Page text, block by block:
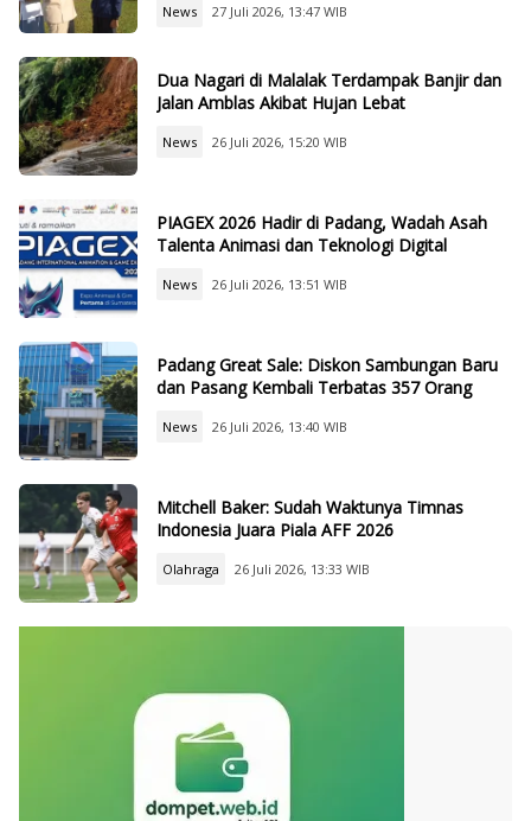
News 27 Juli 2026, 13:47 WIB
Dua Nagari di Malalak Terdampak Banjir dan
Jalan Amblas Akibat Hujan Lebat
News 26 Juli 2026, 15:20 WIB
PIAGEX 2026 Hadir di Padang, Wadah Asah
Talenta Animasi dan Teknologi Digital
News 26 Juli 2026, 13:51 WIB
Padang Great Sale: Diskon Sambungan Baru
dan Pasang Kembali Terbatas 357 Orang
News 26 Juli 2026, 13:40 WIB
Mitchell Baker: Sudah Waktunya Timnas
Indonesia Juara Piala AFF 2026
Olahraga 26 Juli 2026, 13:33 WIB